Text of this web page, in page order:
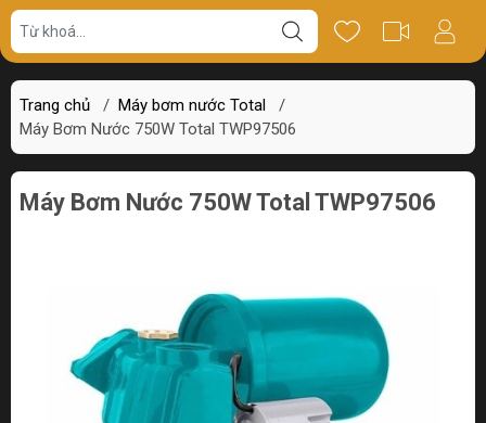
Trang chủ / Máy bơm nước Total
/
Máy Bơm Nước 750W Total TWP97506
Giá bán Review
Máy Bơm Nước 750W Total TWP97506